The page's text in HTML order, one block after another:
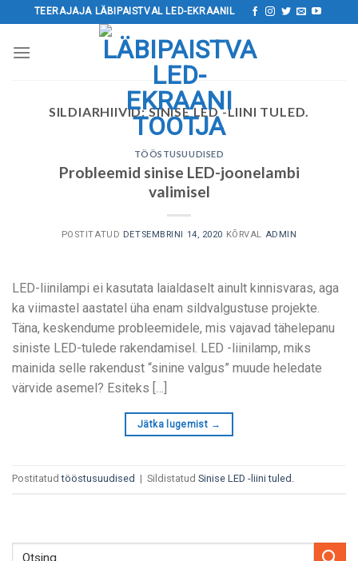
sisu
juurde
TEERAJAJA LÄBIPAISTVAL LED-EKRAANIL
SILDIARHIIVID:SINISE LED -LIINI TULED.
TÖÖSTUSUUDISED
Probleemid sinise LED-joonelambi
valimisel
POSTITATUD DETSEMBRINI 14, 2020 KÕRVAL ADMIN
LED-liinilampi ei kasutata laialdaselt ainult kinnisvaras, aga
ka viimastel aastatel üha enam sildvalgustuse projekte.
Täna, keskendume probleemidele, mis vajavad tähelepanu
siniste LED-tulede rakendamisel. LED -liinilamp, miks
mainida selle rakendust “sinine valgus” muude heledate
värvide asemel? Esiteks […]
Jätka lugemist →
Postitatudtööstusuudised | Sildistatud Sinise LED -liini tuled.